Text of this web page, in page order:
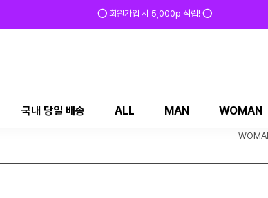
⭕ 회원가입 시 5,000p 적립! ⭕
국내 당일 배송 ALL MAN WOMAN